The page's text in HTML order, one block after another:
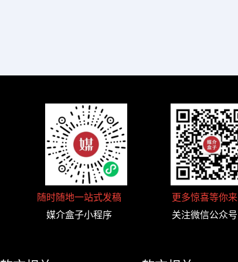
随时随地一站式发稿
媒介盒子小程序
更多惊喜等你来
关注微信公众号